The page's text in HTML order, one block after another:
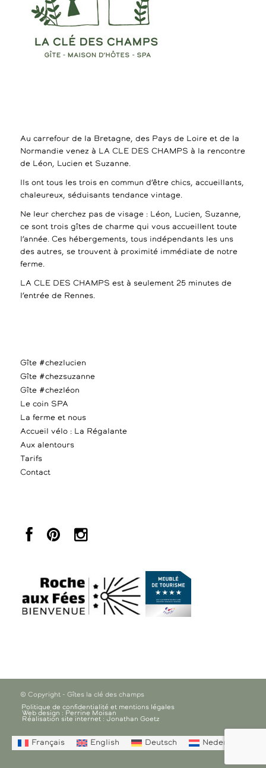
Au carrefour de la Bretagne, des Pays de Loire et de la
Normandie venez à LA CLE DES CHAMPS à la rencontre
de Léon, Lucien et Suzanne.
Ils ont tous les trois en commun d’être chics, accueillants,
chaleureux, séduisants tendance vintage.
Ne leur cherchez pas de visage : Léon, Lucien, Suzanne,
ce sont trois gîtes de charme qui vous accueillent toute
l’année. Ces hébergements, tous indépendants les uns
des autres, se trouvent à proximité immédiate de notre
ferme.
LA CLE DES CHAMPS est à seulement 25 minutes de
l’entrée de Rennes.
Gîte #chezlucien
Gîte #chezsuzanne
Gîte #chezléon
Le coin SPA
La ferme et nous
Accueil vélo : La Régalante
Aux alentours
Tarifs
Contact
© Copyright - Gîtes la clé des champs
Politique de confidentialité et mentions légales
Web design : Perrine Moisan
Réalisation site internet : Jonathan Goetz
Français English Deutsch Nederlands